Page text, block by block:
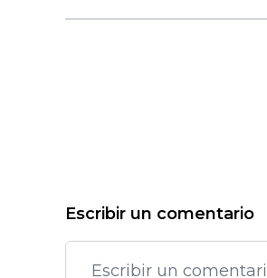
Escribir un comentario